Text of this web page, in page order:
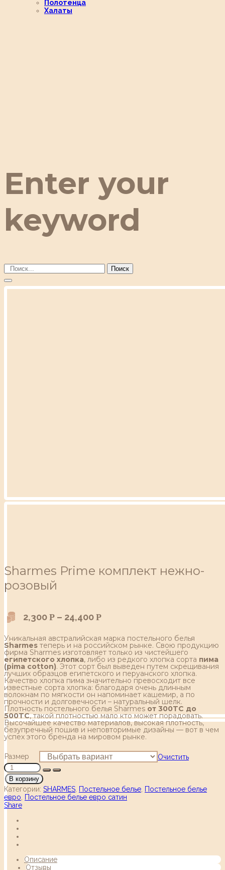
Полотенца
Халаты
Enter your
keyword
Поиск
Sharmes Prime комплект нежно-
розовый
2,300 Р – 24,400 Р
Уникальная австралийская марка постельного белья
Sharmes теперь и на российском рынке. Свою продукцию
фирма Sharmes изготовляет только из чистейшего
египетского хлопка, либо из редкого хлопка сорта пима
(pima cotton). Этот сорт был выведен путем скрещивания
лучших образцов египетского и перуанского хлопка.
Качество хлопка пима значительно превосходит все
известные сорта хлопка: благодаря очень длинным
волокнам по мягкости он напоминает кашемир, а по
прочности и долговечности – натуральный шелк.
Плотность постельного белья Sharmes от 300TC до
500TC, такой плотностью мало кто может порадовать.
Высочайшее качество материалов, высокая плотность,
безупречный пошив и неповторимые дизайны — вот в чем
успех этого бренда на мировом рынке.
Размер Очистить
В корзину
Категории: SHARMES Постельное белье Постельное белье
евро
Постельное белье евро сатин
Share
Описание
Отзывы